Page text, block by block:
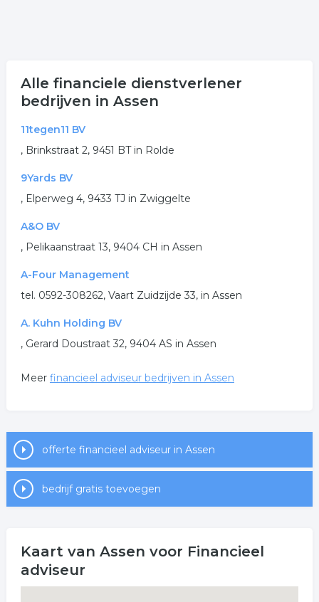
Alle financiele dienstverlener
bedrijven in Assen
11tegen11 BV
, Brinkstraat 2, 9451 BT in Rolde
9Yards BV
, Elperweg 4, 9433 TJ in Zwiggelte
A&O BV
, Pelikaanstraat 13, 9404 CH in Assen
A-Four Management
tel. 0592-308262, Vaart Zuidzijde 33, in Assen
A. Kuhn Holding BV
, Gerard Doustraat 32, 9404 AS in Assen
Meer financieel adviseur bedrijven in Assen
offerte financieel adviseur in Assen
bedrijf gratis toevoegen
Kaart van Assen voor Financieel
adviseur